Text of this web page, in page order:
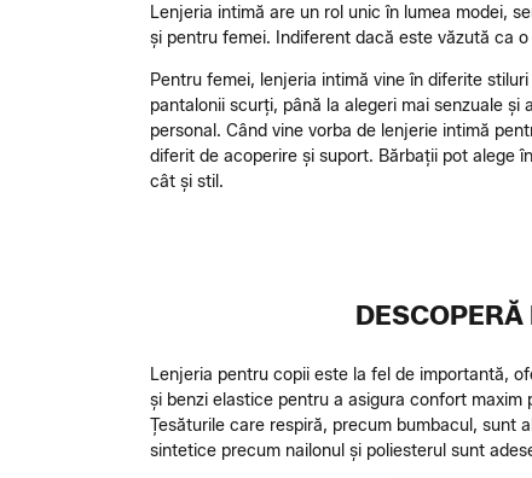
Lenjeria intimă are un rol unic în lumea modei,
și pentru femei. Indiferent dacă este văzută ca
Pentru femei, lenjeria intimă vine în diferite
pantalonii scurți, până la alegeri mai senzuale
personal. Când vine vorba de lenjerie intimă
diferit de acoperire și suport. Bărbații pot alege
cât și stil.
Lenjeria pentru copii este la fel de importantă,
și benzi elastice pentru a asigura confort
Țesăturile care respiră, precum bumbacul, sunt
sintetice precum nailonul și poliesterul sunt